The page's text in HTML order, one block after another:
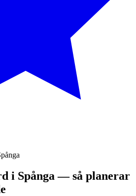
i Spånga — så planerar